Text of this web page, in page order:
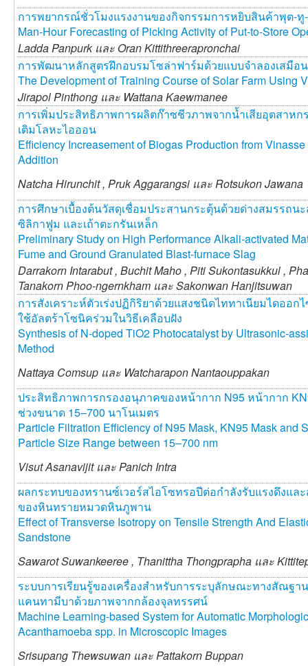
การพยากรณ์ชั่วโมงแรงงานของกิจกรรมการหยิบสินค้าพุต-ทู
Man-Hour Forecasting of Picking Activity of Put-to-Store
Ladda Panpurk และ Oran Kittithreerapronchai
การพัฒนาหลักสูตรฝึกอบรมโซล่าฟาร์มด้วยแบบจำลองเสมือ
The Development of Training Course of Solar Farm Using
Jirapol Pinthong และ Wattana Kaewmanee
การเพิ่มประสิทธิภาพการผลิตก๊าซชีวภาพจากน้ำเสียอุตสาหก
เติมโลหะไอออน
Efficiency Increasement of Biogas Production from
Addition
Natcha Hirunchit , Pruk Aggarangsi และRotsukon Jawana
การศึกษาเบื้องต้นวัสดุเชื่อมประสานกระตุ้นด้วยด่างสมรรถน
ซิลิกาฟูม และเถ้าตะกรันเหล็ก
Preliminary Study on High Performance Alkali-activated
Fume and Ground Granulated Blast-furnace Slag
Darrakorn Intarabut , Buchit Maho , Piti Sukontasukkul ,
Tanakorn Phoo-ngernkham และSakonwan Hanjitsuwan
การสังเคราะห์ตัวเร่งปฏิกิริยาด้วยแสงชนิดไททาเนียมไดออก
ใช้อัลตร้าโซนิคร่วมในวิธีเคลือบฝัง
Synthesis of N-doped TiO2 Photocatalyst by Ultrasonic-
Method
Nattaya Comsup และ Watcharapon Nantaouppakan
ประสิทธิภาพการกรองอนุภาคของหน้ากาก N95 หน้ากาก
ช่วงขนาด 15–700 นาโนเมตร
Particle Filtration Efficiency of N95 Mask, KN95 Mask and
Particle Size Range between 15–700 nm
Visut Asanavijit และPanich Intra
ผลกระทบของทรานซ์เวอร์สไอโซทรอปีต่อกำลังรับแรงดึงแ
ของหินทรายหมวดหินภูพาน
Effect of Transverse Isotropy on Tensile Strength And
Sandstone
Sawarot Suwankeeree , Thanittha Thongprapha และ
ระบบการเรียนรู้ของเครื่องสำหรับการระบุลักษณะทางสัณฐ
แคนทามีบาด้วยภาพจากกล้องจุลทรรศน์
Machine Learning-based System for Automatic
Acanthamoeba spp. in Microscopic Images
Srisupang Thewsuwan และPattakorn Buppan